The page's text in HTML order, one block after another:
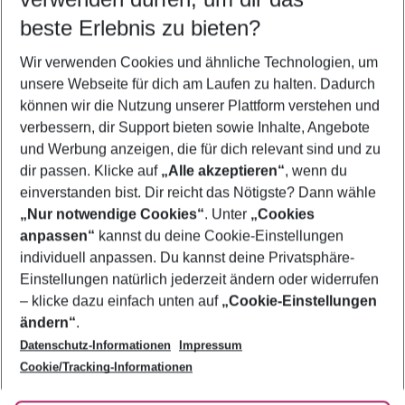
5-8 Nächte
2 Erwachsene Keine Kinder
Mehr Filter anzeigen
Footer
Footer navigation
Über uns
AGB
Bestpreisgarantie
Cookie-Einstellungen ändern
Cookie-Richtlinie
Agenturbetreuung
Barrierefreies Reisen
Folge uns
beste Erlebnis zu bieten?
Wir verwenden Cookies und ähnliche Technologien, um
unsere Webseite für dich am Laufen zu halten. Dadurch
können wir die Nutzung unserer Plattform verstehen und
verbessern, dir Support bieten sowie Inhalte, Angebote
und Werbung anzeigen, die für dich relevant sind und zu
dir passen. Klicke auf „Alle akzeptieren“, wenn du
einverstanden bist. Dir reicht das Nötigste? Dann wähle
„Nur notwendige Cookies“. Unter „Cookies
anpassen“ kannst du deine Cookie-Einstellungen
individuell anpassen. Du kannst deine Privatsphäre-
Einstellungen natürlich jederzeit ändern oder widerrufen
– klicke dazu einfach unten auf „Cookie-Einstellungen
ändern“.
Datenschutz-Informationen
Impressum
Cookie/Tracking-Informationen